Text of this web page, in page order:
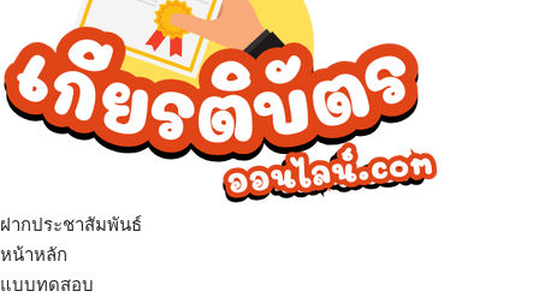
ฝากประชาสัมพันธ์
เมนู
หน้าหลัก
แบบทดสอบ